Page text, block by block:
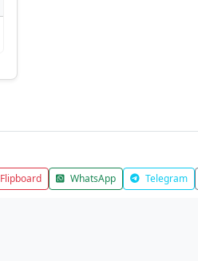
Flipboard WhatsApp Telegram